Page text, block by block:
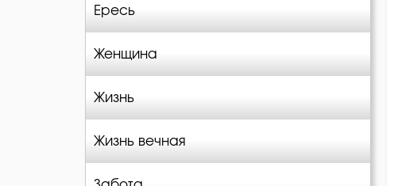
Ересь
Женщина
Жизнь
Жизнь вечная